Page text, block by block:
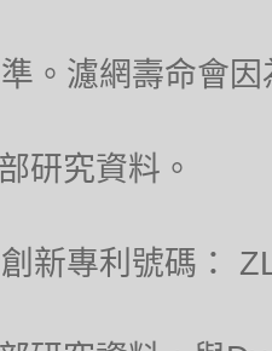
。濾網壽命會
研究資料。
新專利號碼：